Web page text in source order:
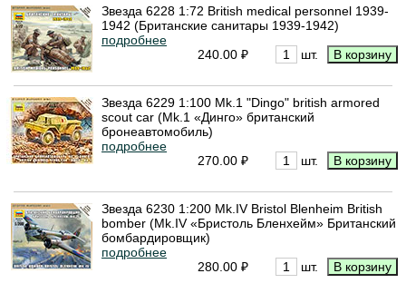
Звезда 6228 1:72 British medical personnel 1939-
1942 (Британские санитары 1939-1942)
подробнее
240.00 ₽
шт.
Звезда 6229 1:100 Mk.1 "Dingo" british armored
scout car (Mk.1 «Динго» британский
бронеавтомобиль)
подробнее
270.00 ₽
шт.
Звезда 6230 1:200 Mk.IV Bristol Blenheim British
bomber (Mk.IV «Бристоль Бленхейм» Британский
бомбардировщик)
подробнее
280.00 ₽
шт.